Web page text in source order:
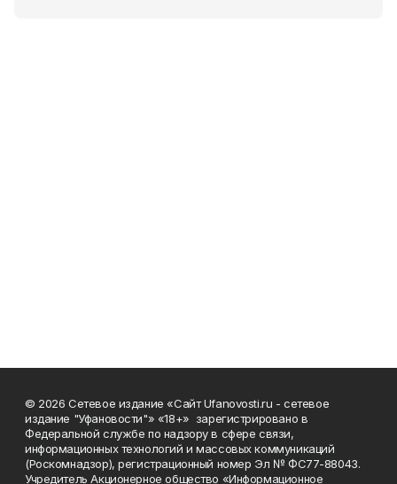
© 2026 Сетевое издание «Сайт Ufanovosti.ru - сетевое
издание "Уфановости"» «18+» зарегистрировано в
Федеральной службе по надзору в сфере связи,
информационных технологий и массовых коммуникаций
(Роскомнадзор), регистрационный номер Эл № ФС77-88043.
Учредитель Акционерное общество «Информационное